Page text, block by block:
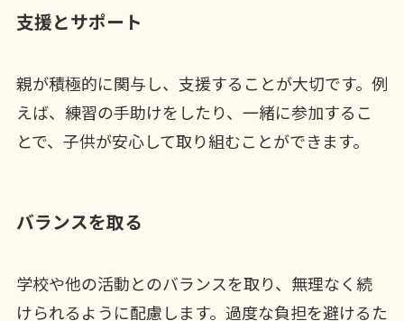
支援とサポート
親が積極的に関与し、支援することが大切です。例
えば、練習の手助けをしたり、一緒に参加するこ
とで、子供が安心して取り組むことができます。
バランスを取る
学校や他の活動とのバランスを取り、無理なく続
けられるように配慮します。過度な負担を避けるた